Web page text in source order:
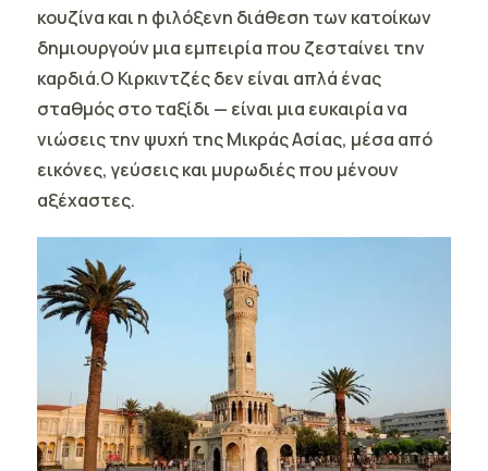
κουζίνα και η φιλόξενη διάθεση των κατοίκων
δημιουργούν μια εμπειρία που ζεσταίνει την
καρδιά.Ο Κιρκιντζές δεν είναι απλά ένας
σταθμός στο ταξίδι — είναι μια ευκαιρία να
νιώσεις την ψυχή της Μικράς Ασίας, μέσα από
εικόνες, γεύσεις και μυρωδιές που μένουν
αξέχαστες.